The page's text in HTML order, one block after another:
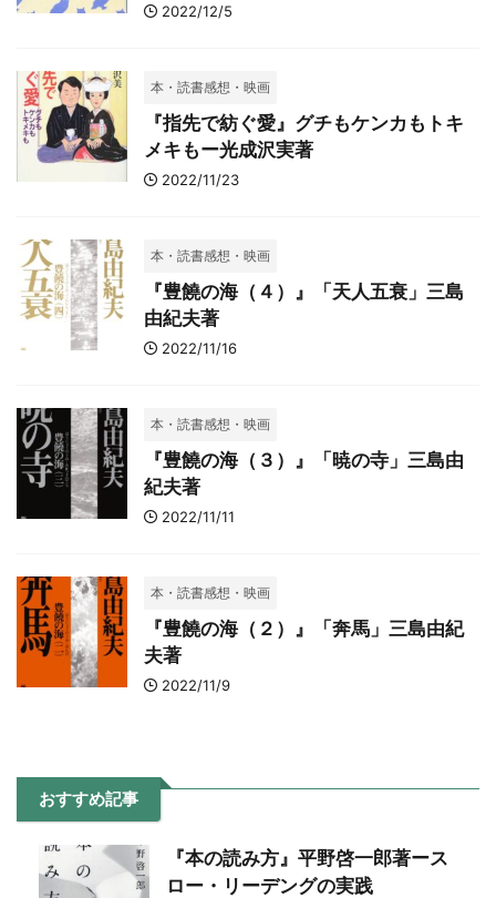
2022/12/5
本・読書感想・映画
『指先で紡ぐ愛』グチもケンカもトキ
メキもー光成沢実著
2022/11/23
本・読書感想・映画
『豊饒の海（４）』「天人五衰」三島
由紀夫著
2022/11/16
本・読書感想・映画
『豊饒の海（３）』「暁の寺」三島由
紀夫著
2022/11/11
本・読書感想・映画
『豊饒の海（２）』「奔馬」三島由紀
夫著
2022/11/9
おすすめ記事
『本の読み方』平野啓一郎著ース
ロー・リーデングの実践